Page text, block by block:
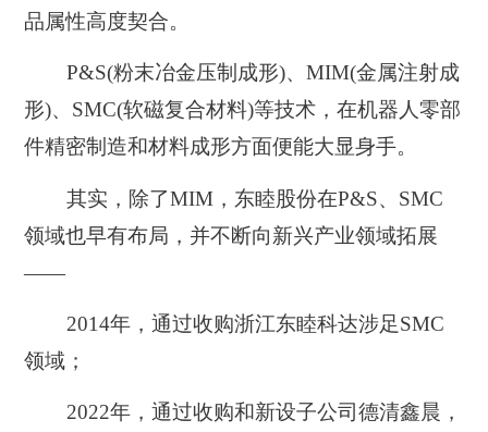
品属性高度契合。
P&S(粉末冶金压制成形)、MIM(金属注射成
形)、SMC(软磁复合材料)等技术，在机器人零部
件精密制造和材料成形方面便能大显身手。
其实，除了MIM，东睦股份在P&S、SMC
领域也早有布局，并不断向新兴产业领域拓展
——
2014年，通过收购浙江东睦科达涉足SMC
领域；
2022年，通过收购和新设子公司德清鑫晨，